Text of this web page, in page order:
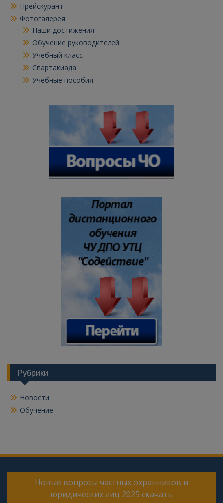
Прейскурант
Фотогалерея
Наши достижения
Обучение руководителей
Учебный класс
Спартакиада
Учебные пособия
Рубрики
Новости
Обучение
Новые вопросы частных охранников и
юридических лиц 2025 скачать